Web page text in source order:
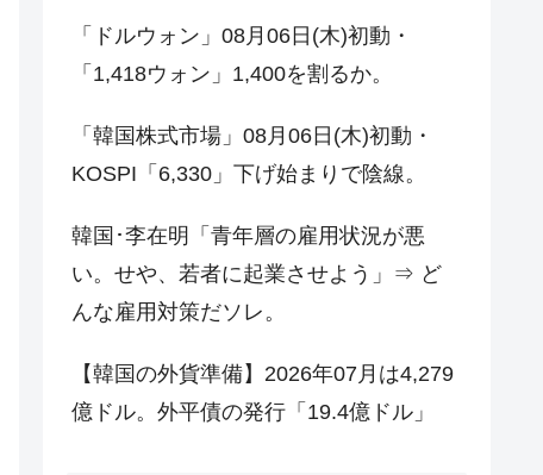
「ドルウォン」08月06日(木)初動・
「1,418ウォン」1,400を割るか。
「韓国株式市場」08月06日(木)初動・
KOSPI「6,330」下げ始まりで陰線。
韓国･李在明「青年層の雇用状況が悪
い。せや、若者に起業させよう」⇒ ど
んな雇用対策だソレ。
【韓国の外貨準備】2026年07月は4,279
億ドル。外平債の発行「19.4億ドル」